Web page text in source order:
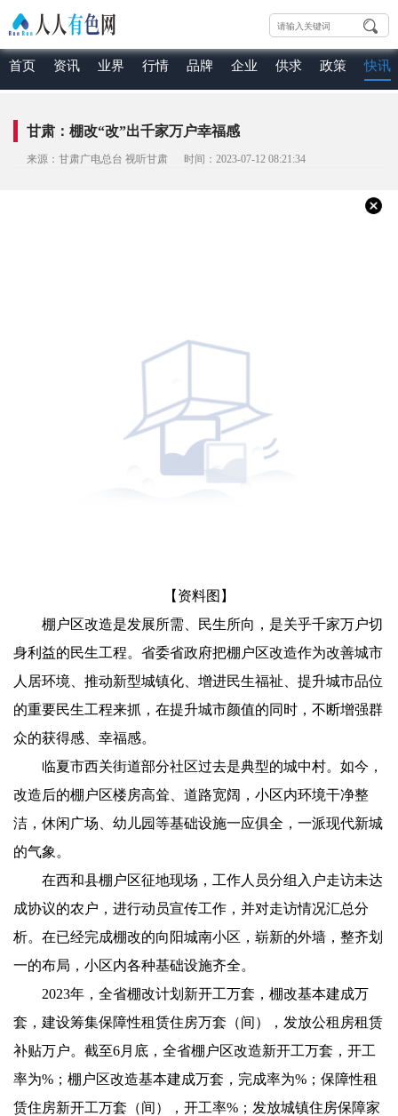
首页 资讯 业界 行情 品牌 企业 供求 政策 快讯
甘肃：棚改“改”出千家万户幸福感
来源：甘肃广电总台 视听甘肃 时间：2023-07-12 08:21:34
【资料图】
棚户区改造是发展所需、民生所向，是关乎千家万户切
身利益的民生工程。省委省政府把棚户区改造作为改善城市
人居环境、推动新型城镇化、增进民生福祉、提升城市品位
的重要民生工程来抓，在提升城市颜值的同时，不断增强群
众的获得感、幸福感。
临夏市西关街道部分社区过去是典型的城中村。如今，
改造后的棚户区楼房高耸、道路宽阔，小区内环境干净整
洁，休闲广场、幼儿园等基础设施一应俱全，一派现代新城
的气象。
在西和县棚户区征地现场，工作人员分组入户走访未达
成协议的农户，进行动员宣传工作，并对走访情况汇总分
析。在已经完成棚改的向阳城南小区，崭新的外墙，整齐划
一的布局，小区内各种基础设施齐全。
2023年，全省棚改计划新开工万套，棚改基本建成万
套，建设筹集保障性租赁住房万套（间），发放公租房租赁
补贴万户。截至6月底，全省棚户区改造新开工万套，开工
率为%；棚户区改造基本建成万套，完成率为%；保障性租
赁住房新开工万套（间），开工率%；发放城镇住房保障家